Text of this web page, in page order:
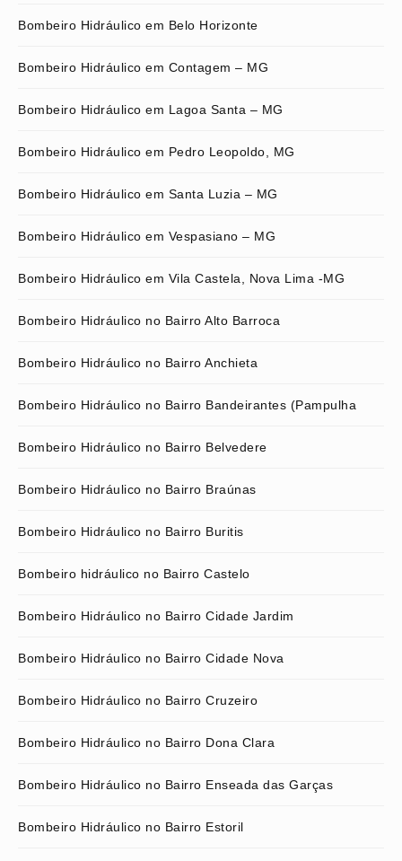
Bombeiro Hidráulico em Belo Horizonte
Bombeiro Hidráulico em Contagem – MG
Bombeiro Hidráulico em Lagoa Santa – MG
Bombeiro Hidráulico em Pedro Leopoldo, MG
Bombeiro Hidráulico em Santa Luzia – MG
Bombeiro Hidráulico em Vespasiano – MG
Bombeiro Hidráulico em Vila Castela, Nova Lima -MG
Bombeiro Hidráulico no Bairro Alto Barroca
Bombeiro Hidráulico no Bairro Anchieta
Bombeiro Hidráulico no Bairro Bandeirantes (Pampulha
Bombeiro Hidráulico no Bairro Belvedere
Bombeiro Hidráulico no Bairro Braúnas
Bombeiro Hidráulico no Bairro Buritis
Bombeiro hidráulico no Bairro Castelo
Bombeiro Hidráulico no Bairro Cidade Jardim
Bombeiro Hidráulico no Bairro Cidade Nova
Bombeiro Hidráulico no Bairro Cruzeiro
Bombeiro Hidráulico no Bairro Dona Clara
Bombeiro Hidráulico no Bairro Enseada das Garças
Bombeiro Hidráulico no Bairro Estoril